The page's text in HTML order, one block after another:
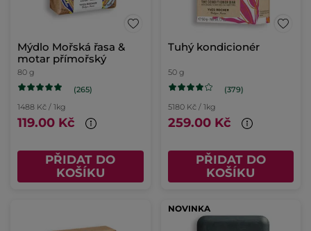
Mýdlo Mořská řasa &
motar přímořský
80 g
(265)
1488 Kč / 1kg
119.00 Kč
PŘIDAT DO
KOŠÍKU
Tuhý kondicionér
50 g
(379)
5180 Kč / 1kg
259.00 Kč
PŘIDAT DO
KOŠÍKU
NOVINKA